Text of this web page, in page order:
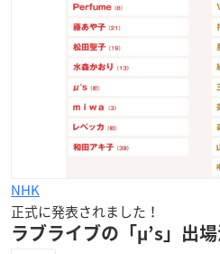
NHK
正式に発表されました！
ラブライブの「μ’s」出場